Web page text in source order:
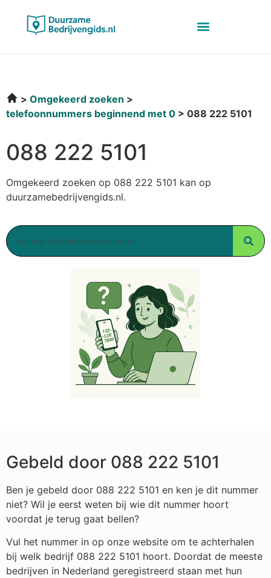
Omgekeerd zoeken
telefoonnummers beginnend met 0
088 222 5101
088 222 5101
Omgekeerd zoeken op 088 222 5101 kan op
duurzamebedrijvengids.nl.
Gebeld door 088 222 5101
Ben je gebeld door 088 222 5101 en ken je dit nummer
niet? Wil je eerst weten bij wie dit nummer hoort
voordat je terug gaat bellen?
Vul het nummer in op onze website om te achterhalen
bij welk bedrijf 088 222 5101 hoort. Doordat de meeste
bedrijven in Nederland geregistreerd staan met hun